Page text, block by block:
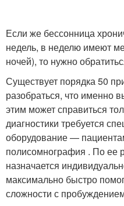
Если же бессонница
недель, в неделю имеют
ночей), то нужно
Существует порядка 50
разобраться, что именно
этим может справиться
диагностики требуется
оборудование —
полисомнография . По ее
назначается
максимально быстро
сложности с